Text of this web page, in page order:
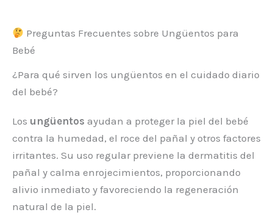
Preguntas Frecuentes sobre Ungüentos para
Bebé
¿Para qué sirven los ungüentos en el cuidado diario
del bebé?
Los ungüentos ayudan a proteger la piel del bebé
contra la humedad, el roce del pañal y otros factores
irritantes. Su uso regular previene la dermatitis del
pañal y calma enrojecimientos, proporcionando
alivio inmediato y favoreciendo la regeneración
natural de la piel.